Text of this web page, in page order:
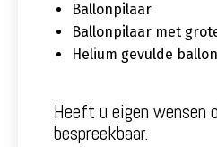
Ballonpilaar
Ballonpilaar met
Helium gevulde
Heeft u eigen wensen
bespreekbaar.